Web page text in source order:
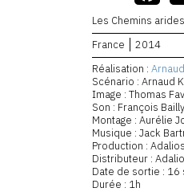
Les Chemins arides
France
2014
Réalisation :
Scénario : Arnaud
Image : Thomas
Son : François Bailly
Montage : Aurélie
Musique : Jack
Production :
Distributeur :
Date de sortie :
Durée : 1h